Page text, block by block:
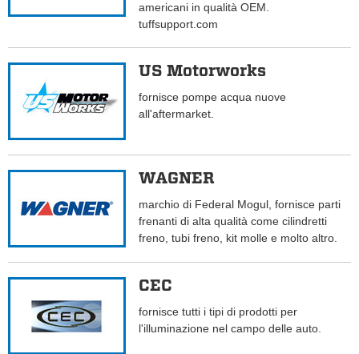
americani in qualità OEM.
tuffsupport.com
US Motorworks
fornisce pompe acqua nuove
all'aftermarket.
WAGNER
marchio di Federal Mogul, fornisce parti
frenanti di alta qualità come cilindretti
freno, tubi freno, kit molle e molto altro.
CEC
fornisce tutti i tipi di prodotti per
l'illuminazione nel campo delle auto.